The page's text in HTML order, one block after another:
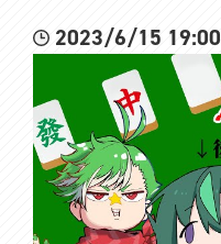
2023/6/15 19:00